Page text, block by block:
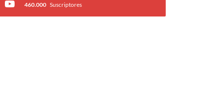
460.000 Suscriptores